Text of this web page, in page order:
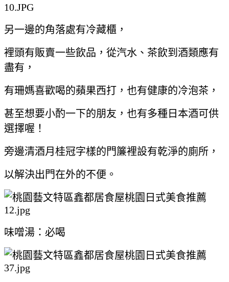
另一邊的角落處有冷藏櫃，
裡頭有販賣一些飲品，從汽水、茶飲到酒類應有
盡有，
有珊媽喜歡喝的蘋果西打，也有健康的冷泡茶，
甚至想要小酌一下的朋友，也有多種日本酒可供
選擇喔！
旁邊清酒月桂冠字樣的門簾裡設有乾淨的廁所，
以解決出門在外的不便。
味噌湯：必喝